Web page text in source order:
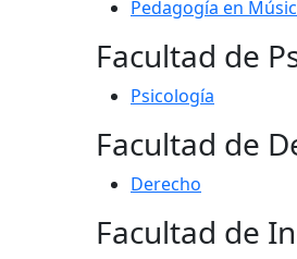
Pedagogía en
Facultad de
Psicología
Facultad de
Derecho
Facultad de